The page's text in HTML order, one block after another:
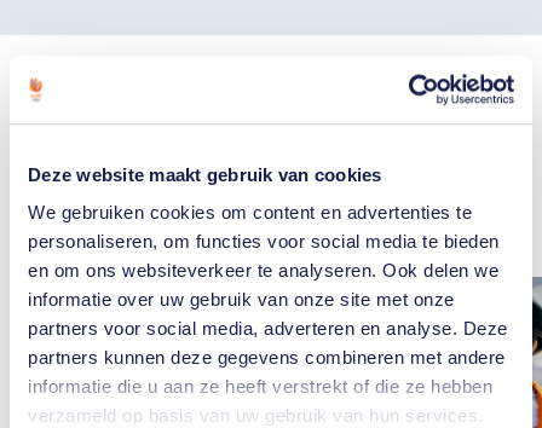
Deze website maakt gebruik van cookies
We gebruiken cookies om content en advertenties te
personaliseren, om functies voor social media te bieden
en om ons websiteverkeer te analyseren. Ook delen we
informatie over uw gebruik van onze site met onze
partners voor social media, adverteren en analyse. Deze
partners kunnen deze gegevens combineren met andere
informatie die u aan ze heeft verstrekt of die ze hebben
verzameld op basis van uw gebruik van hun services.
artikelen